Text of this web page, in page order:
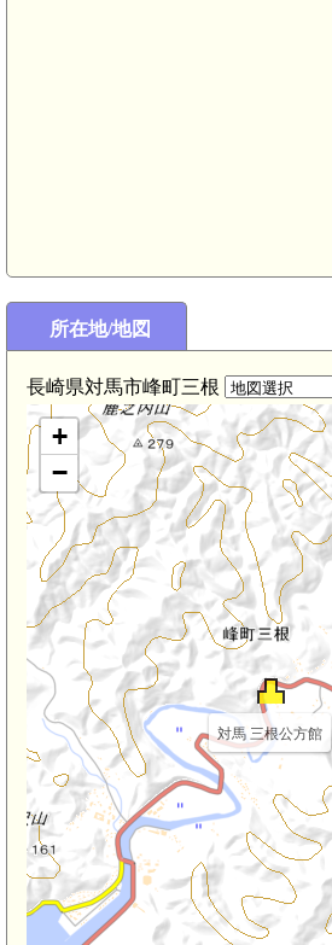
所在地/地図
長崎県対馬市峰町三根
対馬 三根公方館
+
−